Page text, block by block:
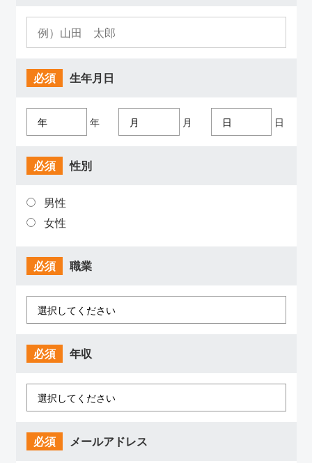
必須 生年月日
年 月 日
必須 性別
男性
女性
必須 職業
必須 年収
必須 メールアドレス